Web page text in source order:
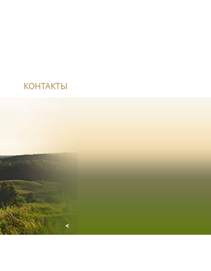
КОНТАКТЫ
<